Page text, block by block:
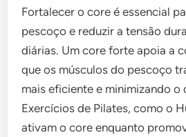
Fortalecer o core é essencial
pescoço e reduzir a tensão
diárias. Um core forte apoia a
que os músculos do pescoço
mais eficiente e minimizando o
Exercícios de Pilates, como o
ativam o core enquanto